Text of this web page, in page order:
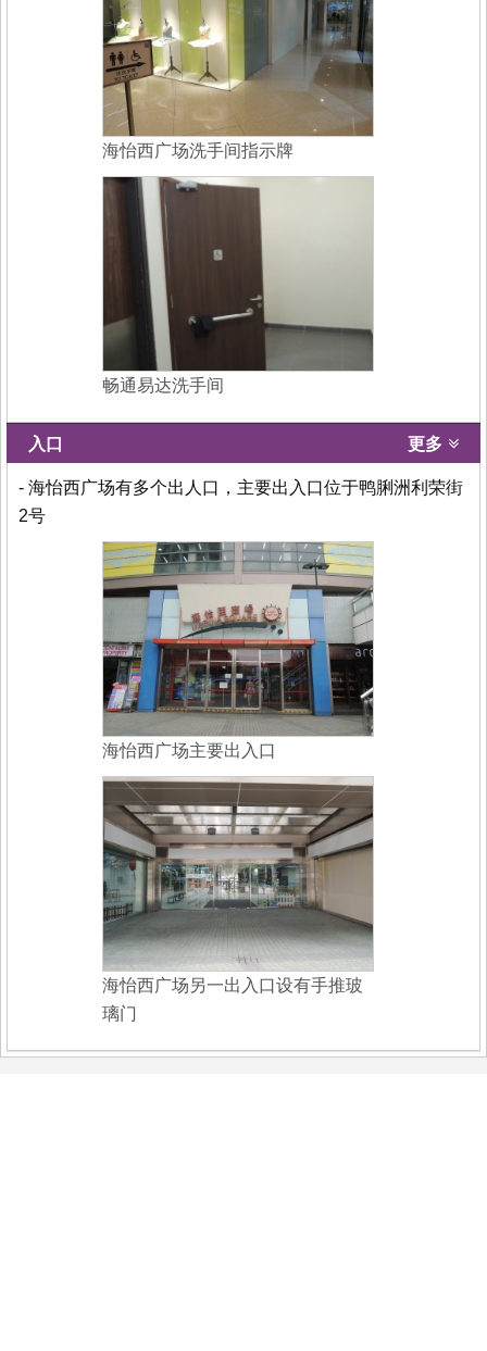
海怡西广场洗手间指示牌
畅通易达洗手间
入口 更多
- 海怡西广场有多个出人口，主要出入口位于鸭脷洲利荣街
2号
海怡西广场主要出入口
海怡西广场另一出入口设有手推玻
璃门